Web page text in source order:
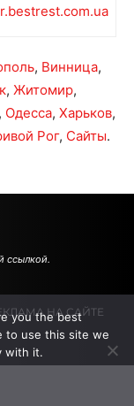
, Винница,
, Житомир,
, Одесса, Харьков,
Рог, Сайты.
ссылкой.
НА САЙТЕ
you the best
to use this site we
with it.